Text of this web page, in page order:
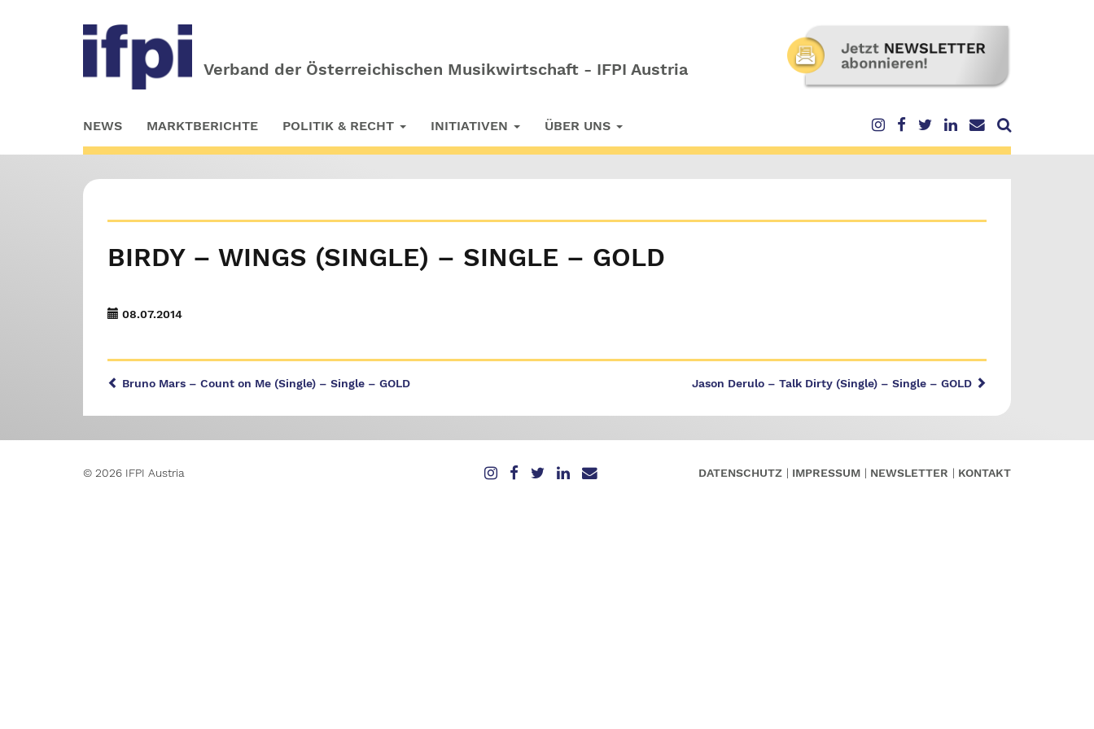
Verband der Österreichischen Musikwirtschaft - IFPI Austria
to
main
NEWS MARKTBERICHTE POLITIK & RECHT INITIATIVEN ÜBER UNS
BIRDY – WINGS (SINGLE) – SINGLE – GOLD
08.07.2014
Jason Derulo – Talk Dirty (Single) – Single – GOLD
Bruno Mars – Count on Me (Single) – Single – GOLD
© 2026 IFPI Austria DATENSCHUTZ IMPRESSUM NEWSLETTER KONTAKT